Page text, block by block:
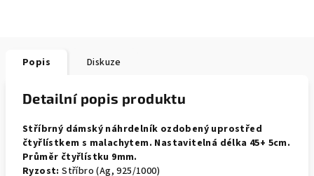
Popis Diskuze
Detailní popis produktu
Stříbrný dámský náhrdelník ozdobený uprostřed
čtyřlístkem s malachytem. Nastavitelná délka 45+ 5cm.
Průměr čtyřlístku 9mm.
Ryzost:Stříbro (Ag, 925/1000)